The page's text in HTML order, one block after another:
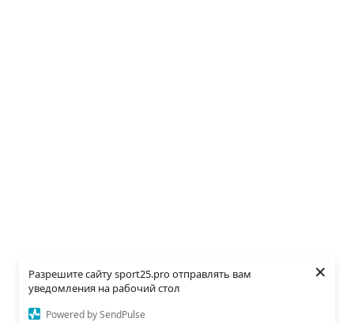
Разрешите сайту sport25.pro отправлять вам
уведомления на рабочий стол
Powered by SendPulse
×